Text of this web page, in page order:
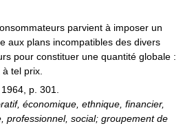
parvient à imposer un
aux plans incompatibles des divers
pour constituer une quantité globale :
tel prix.
1964, p. 301.
économique, ethnique, financier,
professionnel, social; groupement de